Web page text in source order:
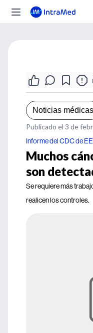
Noticias médicas
Publicado el 3 de
Informe del CDC de
Muchos
son
Se requiere más
realicen los controles.